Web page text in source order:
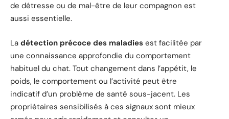
de détresse ou de mal-être de leur compagnon est
aussi essentielle.
La détection précoce des maladies est facilitée par
une connaissance approfondie du comportement
habituel du chat. Tout changement dans l’appétit, le
poids, le comportement ou l’activité peut être
indicatif d’un problème de santé sous-jacent. Les
propriétaires sensibilisés à ces signaux sont mieux